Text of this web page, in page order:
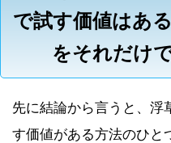
で試す価値はあ
をそれだけ
先に結論から言うと、浮
す価値がある方法のひと